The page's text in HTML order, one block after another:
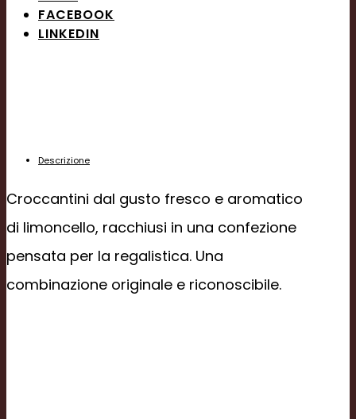
FACEBOOK
LINKEDIN
Descrizione
Croccantini dal gusto fresco e aromatico
di limoncello, racchiusi in una confezione
pensata per la regalistica. Una
combinazione originale e riconoscibile.